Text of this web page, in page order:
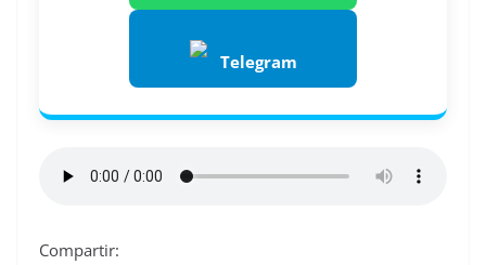
Telegram
Compartir: